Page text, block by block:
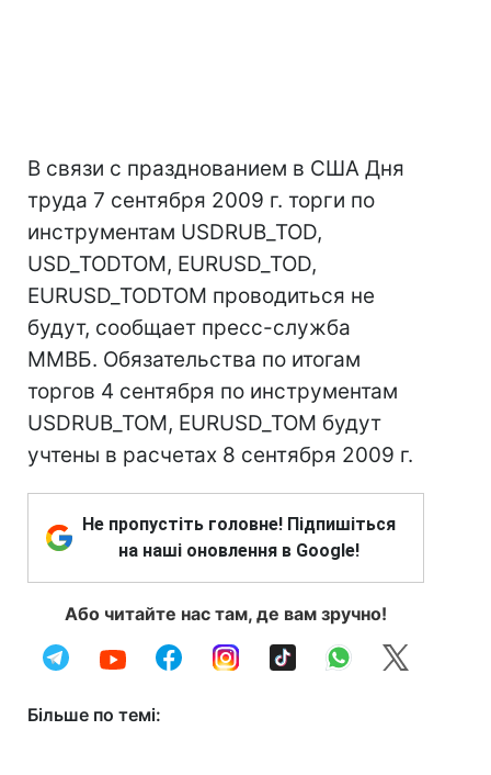
В связи с празднованием в США Дня
труда 7 сентября 2009 г. торги по
инструментам USDRUB_TOD,
USD_TODTOM, EURUSD_TOD,
EURUSD_TODTOM проводиться не
будут, сообщает пресс-служба
ММВБ. Обязательства по итогам
торгов 4 сентября по инструментам
USDRUB_TOM, EURUSD_TOM будут
учтены в расчетах 8 сентября 2009 г.
Не пропустіть головне! Підпишіться
на наші оновлення в Google!
Або читайте нас там, де вам зручно!
Більше по темі: